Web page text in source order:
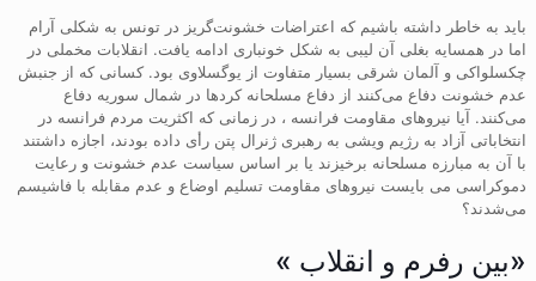
باید به خاطر داشته باشیم که اعتراضات خشونت‌گریز در تونس به شکلی آرام
اما در همسایه بغلی آن لیبی به شکل خونباری ادامه یافت. انقلابات مخملی در
چکسلواکی و آلمان شرقی بسیار متفاوت از یوگسلاوی بود. کسانی که از جنبش
عدم خشونت دفاع می‌کنند از دفاع مسلحانه کردها در شمال سوریه دفاع
می‌کنند. آیا نیروهای مقاومت فرانسه ، در زمانی که اکثریت مردم فرانسه در
انتخاباتی آزاد به رژیم ویشی به رهبری ژنرال پتن رأی داده بودند، اجازه داشتند
با آن به مبارزه مسلحانه برخیزند یا بر اساس سیاست عدم خشونت و رعایت
دموکراسی می‌ بایست نیروهای مقاومت تسلیم اوضاع و عدم مقابله با فاشیسم
می‌شدند؟
«بین رفرم و انقلاب »